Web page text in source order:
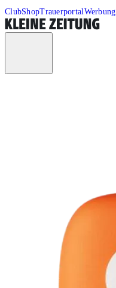
ClubShopTrauerportalWerbung